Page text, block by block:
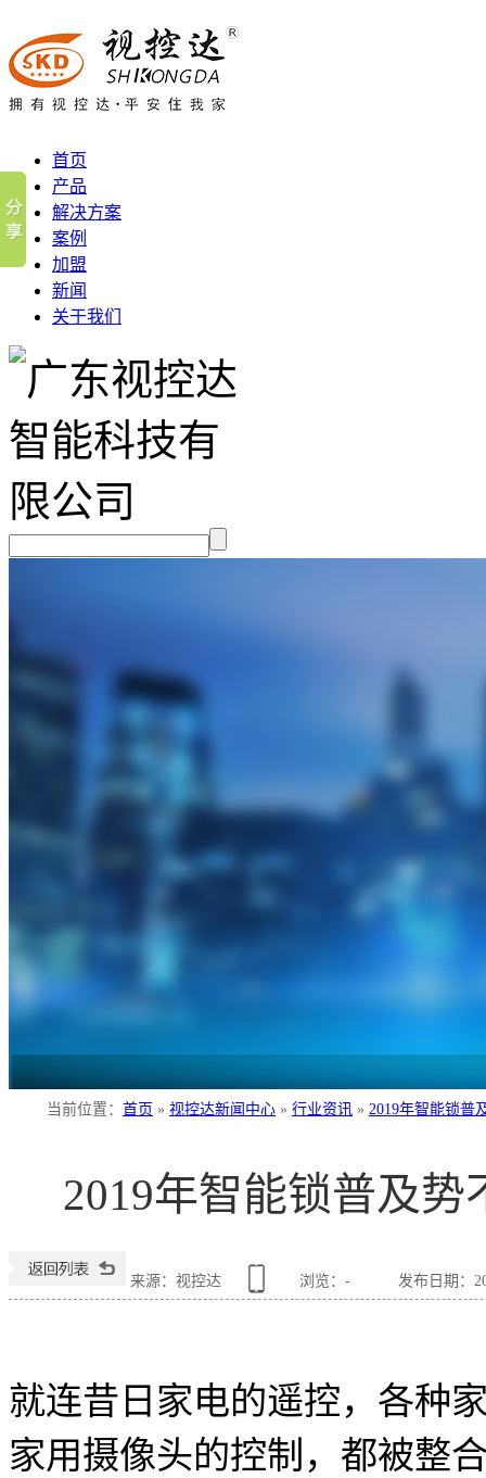
首页
产品
解决方案
案例
加盟
新闻
关于我们
当前位置 ： 首页 » 视控达新闻中心 » 行业资讯 » 2019年智能锁普
2019年智能锁普及
来源：视控达 浏览： - 发布日期：
就连昔日家电的遥控，各种
家用摄像头的控制，都被整